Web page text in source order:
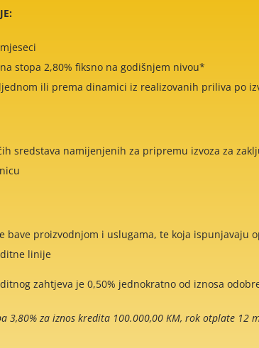
stopa 2,80% fiksno na godišnjem nivou*
ili prema dinamici iz realizovanih priliva po
sredstava namijenjenih za pripremu izvoza za
bave proizvodnjom i uslugama, te koja ispunjavaju
linije
zahtjeva je 0,50% jednokratno od iznosa
3,80% za iznos kredita 100.000,00 KM, rok otplate 12